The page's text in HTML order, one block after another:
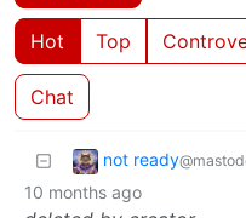
Hot Top
Chat
not ready
10 months ago